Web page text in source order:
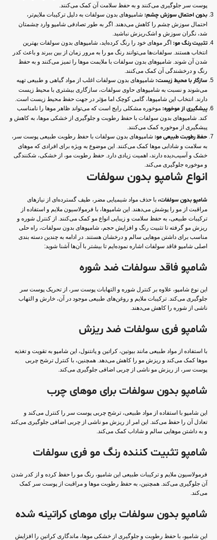
پوست سر جلوگیری می‌کنند و به حفظ سلامت آن کمک می‌کنند.
بدون احتمال سوزش چشم: شامپوهای بدون سولفات به دلیل ترکیبات ملایم‌تر،
احتمال سوزش چشم را کاهش می‌دهند. اگر به طور تصادفی شامپو وارد چشمتان
شد، نگران سوزش و اشک‌ریزش نباشید.
تثبیت رنگ مو: اگر موهای خود را رنگ کرده‌اید، شامپوهای بدون سولفات بهترین
انتخاب هستند. سولفات‌ها می‌توانند رنگ مو را به مرور زمان از بین ببرند و باعث کدر
شدن آن شوند. شامپوهای بدون سولفات با ملایمت موها را تمیز می‌کنند و به حفظ
رنگ و درخشندگی آن کمک می‌کنند.
سازگار با محیط زیست: شامپوهای بدون سولفات اغلب از مواد گیاهی و طبیعی تهیه
می‌شوند و نسبت به شامپوهای حاوی سولفات، سازگاری بیشتری با محیط زیست
دارند. انتخاب این شامپوها، گامی کوچک اما مؤثر در جهت حفظ محیط زیست است.
پیشگیری از موخوره: موخوره مشکلی رایج است که می‌تواند ظاهر موها را نامناسب
کند. شامپوهای بدون سولفات با حفظ رطوبت و جلوگیری از خشکی موها، به کاهش و
پیشگیری از موخوره کمک می‌کنند.
حفظ رطوبت طبیعی مو: شامپوهای بدون سولفات با حفظ رطوبت طبیعی پوست سر،
به سلامت و شادابی موها کمک می‌کنند. این موضوع به ویژه برای افرادی که موهای
خشک و آسیب‌دیده دارند، اهمیت زیادی دارد. حفظ رطوبت مو، از خشکی، شکنندگی
و موخوره جلوگیری می‌کند.
انواع شامپو بدون سولفات
شامپو بدون سولفات، با حذف مواد شیمیایی مضر، طیف گسترده‌ای از نیازهای
مراقبت از مو را پوشش می‌دهند. این شامپوها، با فرمولاسیون ملایم و استفاده از
ترکیبات طبیعی، به حفظ سلامت و زیبایی انواع مو کمک می‌کنند. از کنترل شوره و
ریزش مو گرفته تا تثبیت رنگ و افزایش حجم، شامپوهای بدون سولفات، راه حلی
مناسب برای داشتن موهایی سالم و درخشان هستند. در ادامه به چندین دسته بندی
اصلی شامپو فاقد سولفات اشاره نموده‌ایم تا بیشتر با آن‌ها آشنا شوید:
شامپو فاقد سولفات ضد شوره
این نوع شامپو، علاوه بر کنترل شوره و التهابات پوست سر، از تحریک پوست سر
جلوگیری می‌کند. ترکیبات ملایم و روغن‌های طبیعی موجود در آن، خارش و التهاب
ناشی از شوره را کاهش می‌دهند.
شامپو فری سولفات ضد ریزش
با استفاده از مواد طبیعی مانند بیوتین، کراتین و پانتنول، این شامپو به تقویت و تغذیه
موها کمک می‌کند و ریزش مو را کاهش می‌دهد. همچنین، با کنترل ترشح چربی
پوست سر، از ریزش مو ناشی از چربی اضافی جلوگیری می‌کند.
شامپو بدون سولفات برای موهای چرب
این شامپو با استفاده از مواد طبیعی، ترشح چربی پوست سر را کنترل می‌کند و
تعادل آن را حفظ می‌کند. این امر از ریزش مو ناشی از چربی اضافی جلوگیری می‌کند
و به داشتن موهایی سالم و شاداب کمک می‌کند.
شامپو تثبیت کننده رنگ مو فری سولفات
فرمولاسیون ملایم و ترکیبات طبیعی این شامپو، رنگ مو را حفظ کرده و از کدر شدن
آن جلوگیری می‌کند. همچنین، به حفظ رطوبت موها و مراقبت از پوست سر کمک
می‌کند.
شامپو بدون سولفات برای موهای کراتینه شده
این شامپو، با حفظ رطوبت و جلوگیری از خشکی موها، ماندگاری کراتین را افزایش